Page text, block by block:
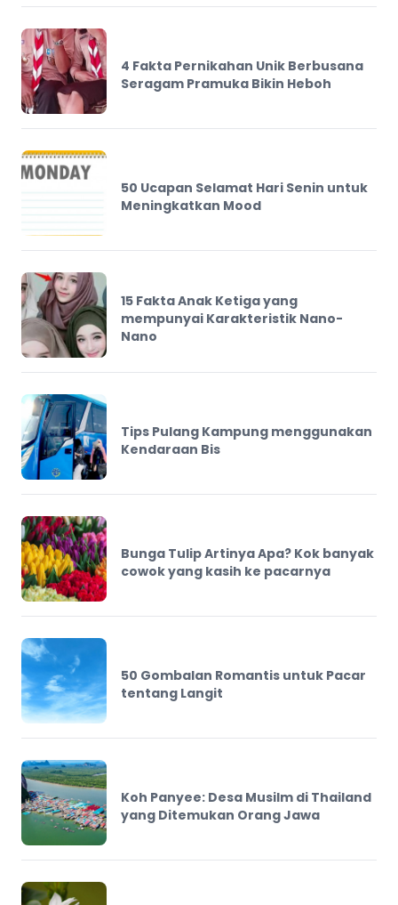
4 Fakta Pernikahan Unik Berbusana
Seragam Pramuka Bikin Heboh
50 Ucapan Selamat Hari Senin untuk
Meningkatkan Mood
15 Fakta Anak Ketiga yang
mempunyai Karakteristik Nano-
Nano
Tips Pulang Kampung menggunakan
Kendaraan Bis
Bunga Tulip Artinya Apa? Kok banyak
cowok yang kasih ke pacarnya
50 Gombalan Romantis untuk Pacar
tentang Langit
Koh Panyee: Desa Musilm di Thailand
yang Ditemukan Orang Jawa